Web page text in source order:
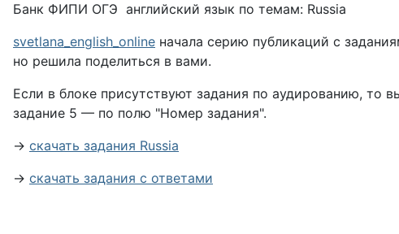
Банк ФИПИ ОГЭ английский язык по темам: Russia
svetlana_english_online начала серию публикаций с
но решила поделиться в вами.
Если в блоке присутствуют задания по аудированию,
задание 5 — по полю "Номер задания".
→ скачать задания Russia
→ скачать задания с ответами